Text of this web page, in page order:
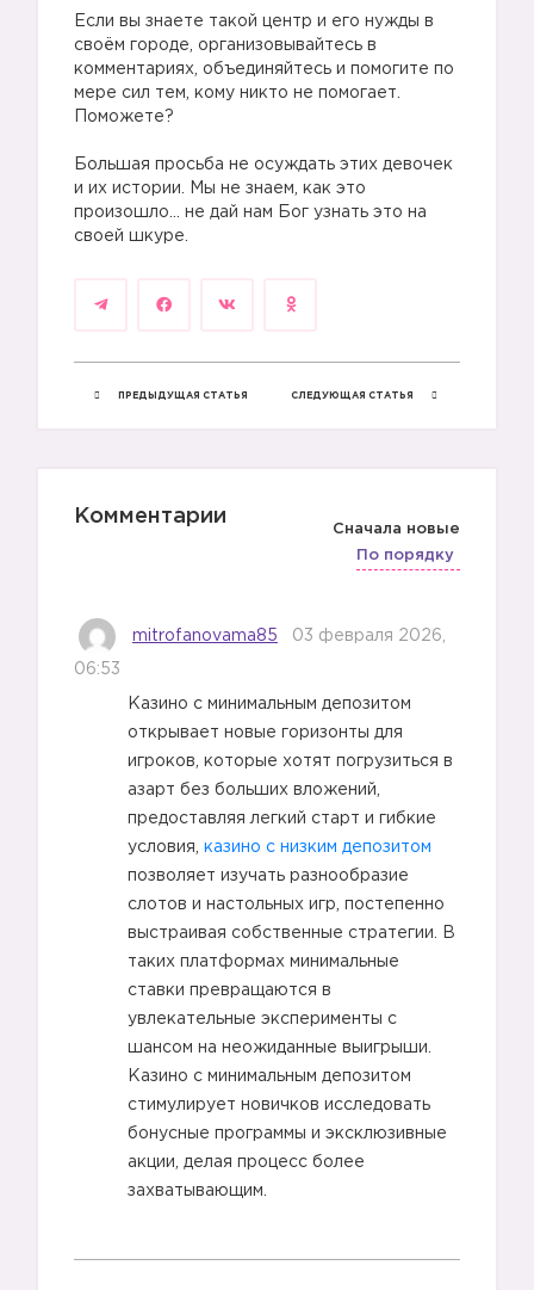
1️⃣
Если вы знаете такой центр и его нужды в
своём городе, организовывайтесь в
комментариях, объединяйтесь и помогите по
мере сил тем, кому никто не помогает.
Поможете?
Большая просьба не осуждать этих девочек
и их истории. Мы не знаем, как это
произошло… не дай нам Бог узнать это на
своей шкуре.
ПРЕДЫДУЩАЯ СТАТЬЯ СЛЕДУЮЩАЯ СТАТЬЯ
Комментарии
Сначала новые
По порядку
mitrofanovama85 03 февраля 2026,
06:53
Казино с минимальным депозитом
открывает новые горизонты для
игроков, которые хотят погрузиться в
азарт без больших вложений,
предоставляя легкий старт и гибкие
условия, казино с низким депозитом
позволяет изучать разнообразие
слотов и настольных игр, постепенно
выстраивая собственные стратегии. В
таких платформах минимальные
ставки превращаются в
увлекательные эксперименты с
шансом на неожиданные выигрыши.
Казино с минимальным депозитом
стимулирует новичков исследовать
бонусные программы и эксклюзивные
акции, делая процесс более
захватывающим.